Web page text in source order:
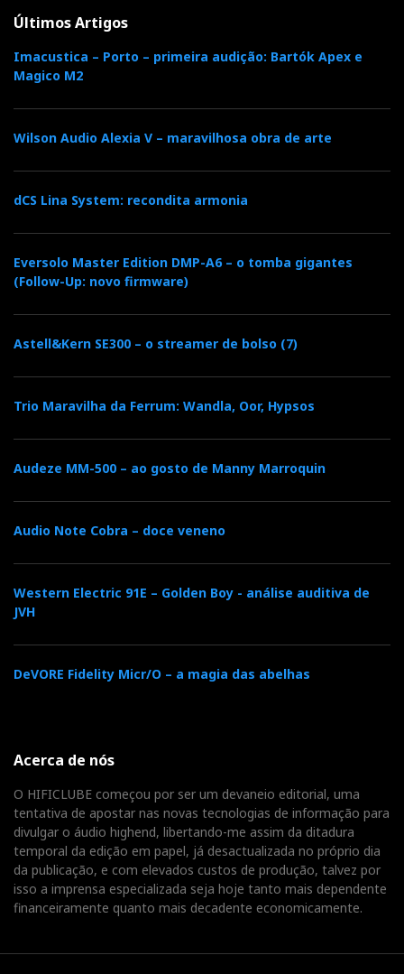
Últimos Artigos
Imacustica – Porto – primeira audição: Bartók Apex e
Magico M2
Wilson Audio Alexia V – maravilhosa obra de arte
dCS Lina System: recondita armonia
Eversolo Master Edition DMP-A6 – o tomba gigantes
(Follow-Up: novo firmware)
Astell&Kern SE300 – o streamer de bolso (7)
Trio Maravilha da Ferrum: Wandla, Oor, Hypsos
Audeze MM-500 – ao gosto de Manny Marroquin
Audio Note Cobra – doce veneno
Western Electric 91E – Golden Boy - análise auditiva de
JVH
DeVORE Fidelity Micr/O – a magia das abelhas
Acerca de nós
O HIFICLUBE começou por ser um devaneio editorial, uma
tentativa de apostar nas novas tecnologias de informação para
divulgar o áudio highend, libertando-me assim da ditadura
temporal da edição em papel, já desactualizada no próprio dia
da publicação, e com elevados custos de produção, talvez por
isso a imprensa especializada seja hoje tanto mais dependente
financeiramente quanto mais decadente economicamente.